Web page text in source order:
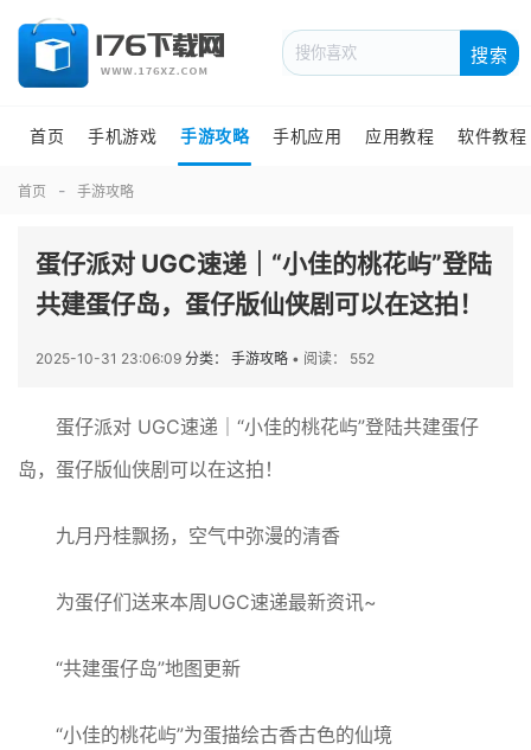
搜索
首页 手机游戏 手游攻略 手机应用 应用教程 软件教程
首页 手游攻略
蛋仔派对 UGC速递｜“小佳的桃花屿”登陆
共建蛋仔岛，蛋仔版仙侠剧可以在这拍！
2025-10-31 23:06:09 分类： 手游攻略 • 阅读： 552
蛋仔派对 UGC速递｜“小佳的桃花屿”登陆共建蛋仔
岛，蛋仔版仙侠剧可以在这拍！
九月丹桂飘扬，空气中弥漫的清香
为蛋仔们送来本周UGC速递最新资讯~
“共建蛋仔岛”地图更新
“小佳的桃花屿”为蛋描绘古香古色的仙境